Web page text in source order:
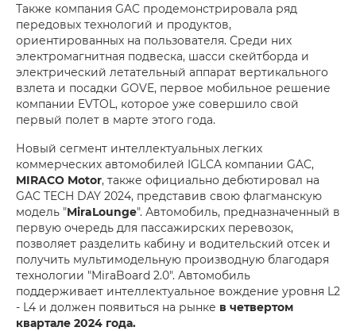
Также компания GAC продемонстрировала ряд
передовых технологий и продуктов,
ориентированных на пользователя. Среди них
электромагнитная подвеска, шасси скейтборда и
электрический летательный аппарат вертикального
взлета и посадки GOVE, первое мобильное решение
компании EVTOL, которое уже совершило свой
первый полет в марте этого года.
Новый сегмент интеллектуальных легких
коммерческих автомобилей IGLCA компании GAC,
MIRACO Motor, также официально дебютировал на
GAC TECH DAY 2024, представив свою флагманскую
модель "MiraLounge". Автомобиль, предназначенный в
первую очередь для пассажирских перевозок,
позволяет разделить кабину и водительский отсек и
получить мультимодельную производную благодаря
технологии "MiraBoard 2.0". Автомобиль
поддерживает интеллектуальное вождение уровня L2
- L4 и должен появиться на рынке в четвертом
квартале 2024 года.